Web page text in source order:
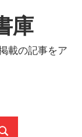
庫
載の記事をア